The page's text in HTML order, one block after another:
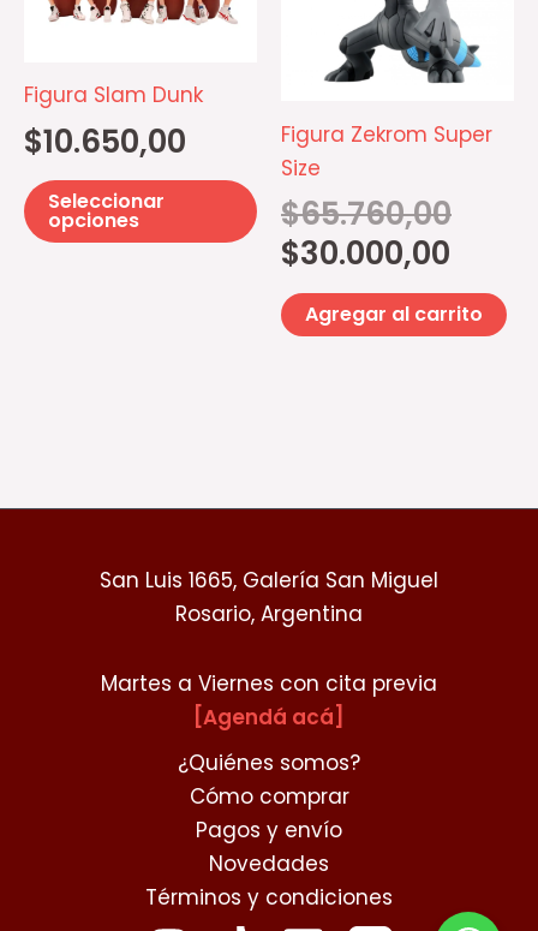
Figura Slam Dunk
$10.650,00
Seleccionar
opciones
opciones
pueden
en
página
de
Figura Zekrom Super
Size
$65.760,00
$30.000,00
Agregar al carrito
San Luis 1665, Galería San Miguel
Rosario, Argentina
Martes a Viernes con cita previa
[Agendá acá]
¿Quiénes somos?
Cómo comprar
Pagos y envío
Novedades
Términos y condiciones